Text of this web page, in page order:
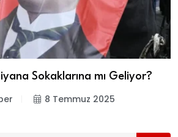
Sokaklarına mı Geliyor?
8 Temmuz 2025